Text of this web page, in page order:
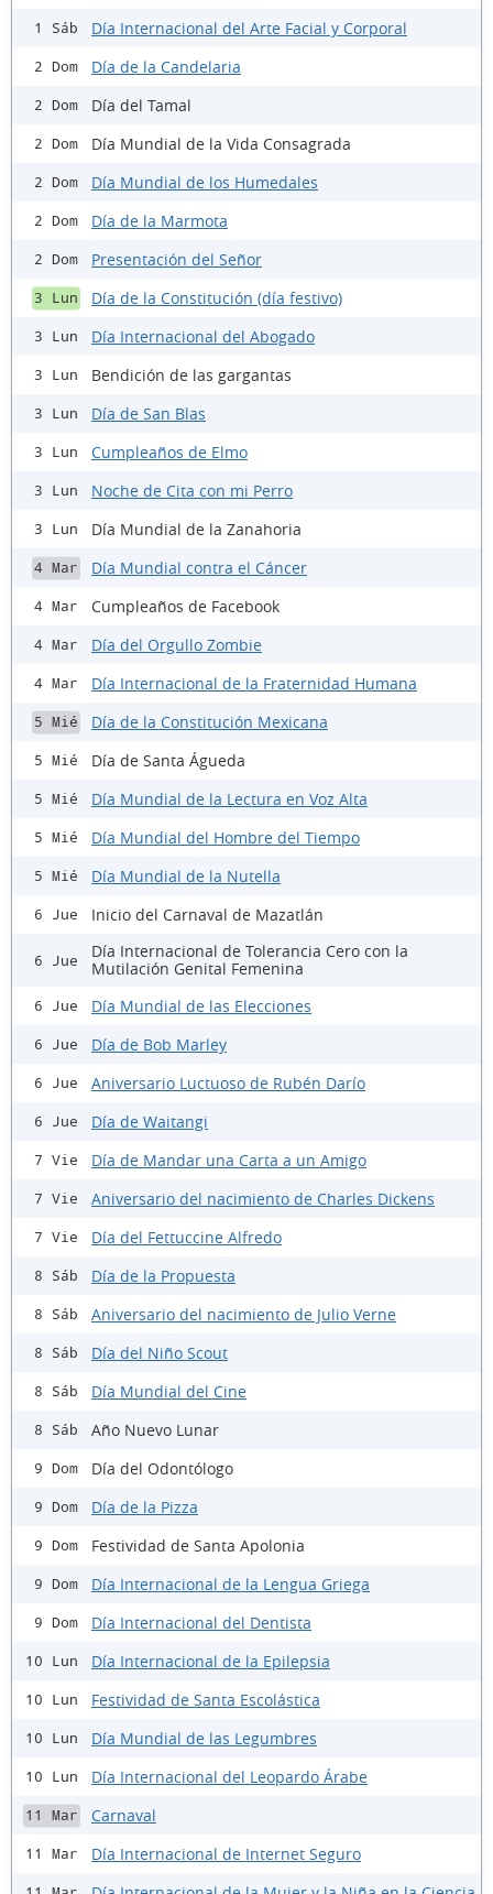
1 Sáb Día Internacional del Arte Facial y Corporal
2 Dom Día de la Candelaria
2 Dom Día del Tamal
2 Dom Día Mundial de la Vida Consagrada
2 Dom Día Mundial de los Humedales
2 Dom Día de la Marmota
2 Dom Presentación del Señor
3 Lun Día de la Constitución (día festivo)
3 Lun Día Internacional del Abogado
3 Lun Bendición de las gargantas
3 Lun Día de San Blas
3 Lun Cumpleaños de Elmo
3 Lun Noche de Cita con mi Perro
3 Lun Día Mundial de la Zanahoria
4 Mar Día Mundial contra el Cáncer
4 Mar Cumpleaños de Facebook
4 Mar Día del Orgullo Zombie
4 Mar Día Internacional de la Fraternidad Humana
5 Mié Día de la Constitución Mexicana
5 Mié Día de Santa Águeda
5 Mié Día Mundial de la Lectura en Voz Alta
5 Mié Día Mundial del Hombre del Tiempo
5 Mié Día Mundial de la Nutella
6 Jue Inicio del Carnaval de Mazatlán
6 Jue
Día Internacional de Tolerancia Cero con la
Mutilación Genital Femenina
6 Jue Día Mundial de las Elecciones
6 Jue Día de Bob Marley
6 Jue Aniversario Luctuoso de Rubén Darío
6 Jue Día de Waitangi
7 Vie Día de Mandar una Carta a un Amigo
7 Vie Aniversario del nacimiento de Charles Dickens
7 Vie Día del Fettuccine Alfredo
8 Sáb Día de la Propuesta
8 Sáb Aniversario del nacimiento de Julio Verne
8 Sáb Día del Niño Scout
8 Sáb Día Mundial del Cine
8 Sáb Año Nuevo Lunar
9 Dom Día del Odontólogo
9 Dom Día de la Pizza
9 Dom Festividad de Santa Apolonia
9 Dom Día Internacional de la Lengua Griega
9 Dom Día Internacional del Dentista
10 Lun Día Internacional de la Epilepsia
10 Lun Festividad de Santa Escolástica
10 Lun Día Mundial de las Legumbres
10 Lun Día Internacional del Leopardo Árabe
11 Mar Carnaval
11 Mar Día Internacional de Internet Seguro